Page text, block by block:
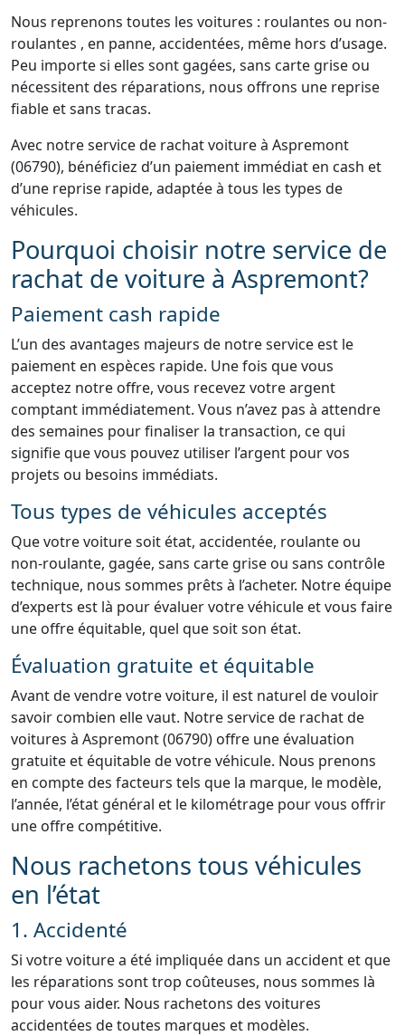
Nous reprenons toutes les voitures : roulantes ou non-
roulantes , en panne, accidentées, même hors d’usage.
Peu importe si elles sont gagées, sans carte grise ou
nécessitent des réparations, nous offrons une reprise
fiable et sans tracas.
Avec notre service de rachat voiture à Aspremont
(06790), bénéficiez d’un paiement immédiat en cash et
d’une reprise rapide, adaptée à tous les types de
véhicules.
Pourquoi choisir notre service de
rachat de voiture à Aspremont?
Paiement cash rapide
L’un des avantages majeurs de notre service est le
paiement en espèces rapide. Une fois que vous
acceptez notre offre, vous recevez votre argent
comptant immédiatement. Vous n’avez pas à attendre
des semaines pour finaliser la transaction, ce qui
signifie que vous pouvez utiliser l’argent pour vos
projets ou besoins immédiats.
Tous types de véhicules acceptés
Que votre voiture soit état, accidentée, roulante ou
non-roulante, gagée, sans carte grise ou sans contrôle
technique, nous sommes prêts à l’acheter. Notre équipe
d’experts est là pour évaluer votre véhicule et vous faire
une offre équitable, quel que soit son état.
Évaluation gratuite et équitable
Avant de vendre votre voiture, il est naturel de vouloir
savoir combien elle vaut. Notre service de rachat de
voitures à Aspremont (06790) offre une évaluation
gratuite et équitable de votre véhicule. Nous prenons
en compte des facteurs tels que la marque, le modèle,
l’année, l’état général et le kilométrage pour vous offrir
une offre compétitive.
Nous rachetons tous véhicules
en l’état
1. Accidenté
Si votre voiture a été impliquée dans un accident et que
les réparations sont trop coûteuses, nous sommes là
pour vous aider. Nous rachetons des voitures
accidentées de toutes marques et modèles.